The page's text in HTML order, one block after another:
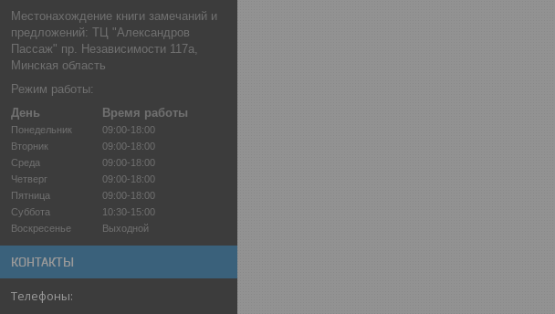
Местонахождение книги замечаний и
предложений: ТЦ "Александров
Пассаж" пр. Независимости 117а,
Минская область
Режим работы:
День
Время работы
Понедельник
09:00-18:00
Вторник
09:00-18:00
Среда
09:00-18:00
Четверг
09:00-18:00
Пятница
09:00-18:00
Суббота
10:30-15:00
Воскресенье
Выходной
КОНТАКТЫ